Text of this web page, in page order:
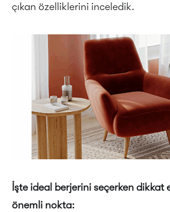
çıkan özelliklerini inceledik.
İşte ideal berjerini seçerken dikkat
önemli nokta: